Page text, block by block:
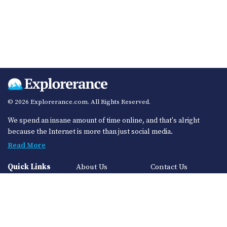
© 2026 Explorerance.com. All Rights Reserved.
We spend an insane amount of time online, and that's alright
because the Internet is more than just social media.
Read More
Quick Links About Us
Contact Us